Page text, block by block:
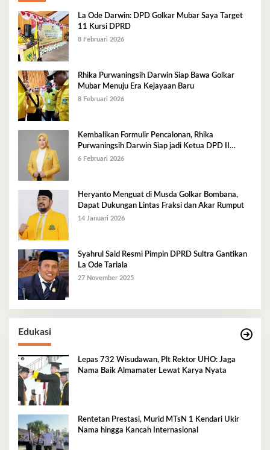
La Ode Darwin: DPD Golkar Mubar Saya Target
11 Kursi DPRD
8 Februari 2026
Rhika Purwaningsih Darwin Siap Bawa Golkar
Mubar Menuju Era Kejayaan Baru
8 Februari 2026
Kembalikan Formulir Pencalonan, Rhika
Purwaningsih Darwin Siap jadi Ketua DPD II
Golkar Mubar
6 Februari 2026
Heryanto Menguat di Musda Golkar Bombana,
Dapat Dukungan Lintas Fraksi dan Akar Rumput
14 Januari 2026
Syahrul Said Resmi Pimpin DPRD Sultra Gantikan
La Ode Tariala
27 November 2025
Edukasi
Lepas 732 Wisudawan, Plt Rektor UHO: Jaga
Nama Baik Almamater Lewat Karya Nyata
Rentetan Prestasi, Murid MTsN 1 Kendari Ukir
Nama hingga Kancah Internasional